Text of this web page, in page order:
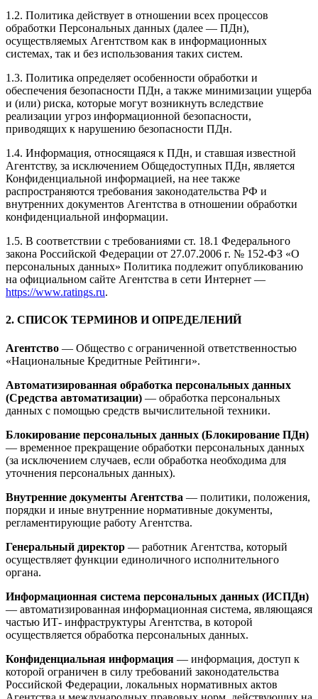
1.2. Политика действует в отношении всех процессов
обработки Персональных данных (далее — ПДн),
осуществляемых Агентством как в информационных
системах, так и без использования таких систем.
1.3. Политика определяет особенности обработки и
обеспечения безопасности ПДн, а также минимизации ущерба
и (или) риска, которые могут возникнуть вследствие
реализации угроз информационной безопасности,
приводящих к нарушению безопасности ПДн.
1.4. Информация, относящаяся к ПДн, и ставшая известной
Агентству, за исключением Общедоступных ПДн, является
Конфиденциальной информацией, на нее также
распространяются требования законодательства РФ и
внутренних документов Агентства в отношении обработки
конфиденциальной информации.
1.5. В соответствии с требованиями ст. 18.1 Федерального
закона Российской Федерации от 27.07.2006 г. № 152-ФЗ «О
персональных данных» Политика подлежит опубликованию
на официальном сайте Агентства в сети Интернет —
https://www.ratings.ru.
2. СПИСОК ТЕРМИНОВ И ОПРЕДЕЛЕНИЙ
Агентство — Общество с ограниченной ответственностью
«Национальные Кредитные Рейтинги».
Автоматизированная обработка персональных данных
(Средства автоматизации) — обработка персональных
данных с помощью средств вычислительной техники.
Блокирование персональных данных (Блокирование ПДн)
— временное прекращение обработки персональных данных
(за исключением случаев, если обработка необходима для
уточнения персональных данных).
Внутренние документы Агентства — политики, положения,
порядки и иные внутренние нормативные документы,
регламентирующие работу Агентства.
Генеральный директор — работник Агентства, который
осуществляет функции единоличного исполнительного
органа.
Информационная система персональных данных (ИСПДн)
— автоматизированная информационная система, являющаяся
частью ИТ- инфраструктуры Агентства, в которой
осуществляется обработка персональных данных.
Конфиденциальная информация — информация, доступ к
которой ограничен в силу требований законодательства
Российской Федерации, локальных нормативных актов